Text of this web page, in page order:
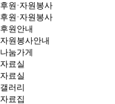
후원·자원봉사
후원·자원봉사
후원안내
자원봉사안내
나눔가게
자료실
자료실
갤러리
자료집